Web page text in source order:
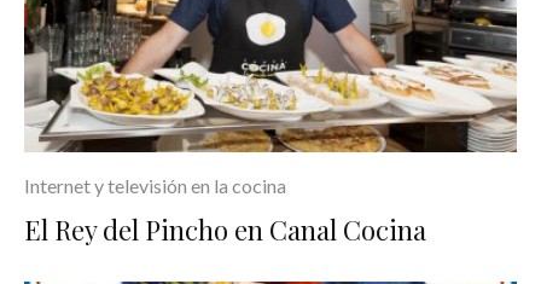
Internet y televisión en la cocina
El Rey del Pincho en Canal Cocina